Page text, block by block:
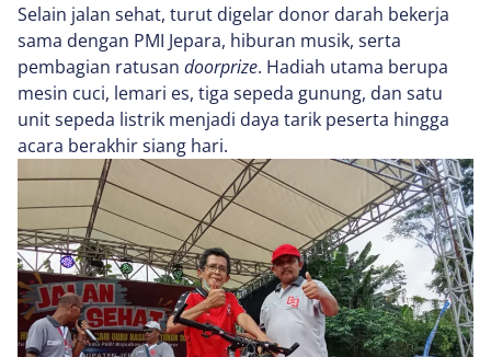
Selain jalan sehat, turut digelar donor darah bekerja
sama dengan PMI Jepara, hiburan musik, serta
pembagian ratusan doorprize. Hadiah utama berupa
mesin cuci, lemari es, tiga sepeda gunung, dan satu
unit sepeda listrik menjadi daya tarik peserta hingga
acara berakhir siang hari.